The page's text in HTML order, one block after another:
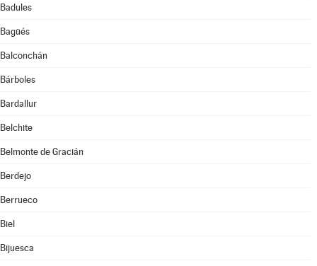
Badules
Bagüés
Balconchán
Bárboles
Bardallur
Belchite
Belmonte de Gracián
Berdejo
Berrueco
Biel
Bijuesca